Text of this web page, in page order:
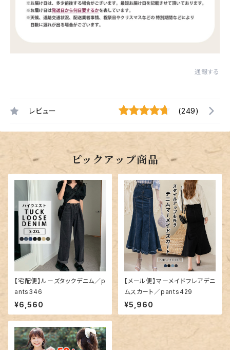
通報する
レビュー (249)
ピックアップ商品
【宅配便】ルーズタックデニム／p
ants346
¥6,560
【メール便】マーメイドフレアデニ
ムスカート／pants429
¥5,960